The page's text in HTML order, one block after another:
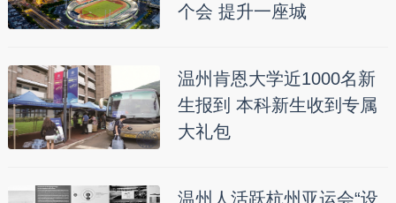
个会 提升一座城
温州肯恩大学近1000名新
生报到 本科新生收到专属
大礼包
温州人活跃杭州亚运会“设